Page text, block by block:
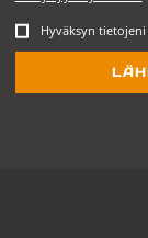
Hyväksyn